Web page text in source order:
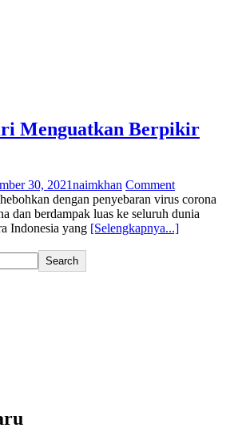
Menguatkan Berpikir
30, 2021naimkhan Comment
dengan penyebaran virus corona
dan berdampak luas ke seluruh dunia
Indonesia yang [Selengkapnya...]
Search